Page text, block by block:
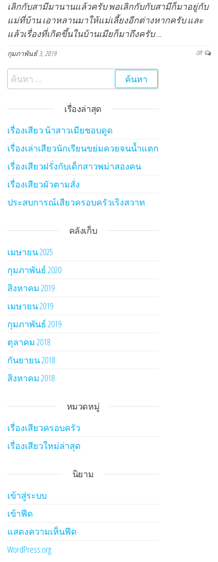
เลิกกับสามีมานานแล้วครับ พอเลิกกับกับสามีก็มาอยู่กับ
แม่ที่บ้าน เอาหลานมาให้แม่เลี้ยงอีกต่างหากครับ และ
แล้วเรื่องที่เกิดขึ้นในบ้านเมียก็มาถึงครับ …
กุมภาพันธ์ 3, 2019 Off
ค้นหาสำหรับ:
เรื่องล่าสุด
เรื่องเสียว น้าสาวเมียชอบดูด
เรื่องเล่าเสียวนักเรียนขย่มควยจนน้ำแตก
เรื่องเสียวฝรั่งกับเด็กสาวพม่าสองคน
เรื่องเสียวผัวตามสั่ง
ประสบการณ์เสียวครอบครัวเริงสวาท
คลังเก็บ
เมษายน 2025
กุมภาพันธ์ 2020
สิงหาคม 2019
เมษายน 2019
กุมภาพันธ์ 2019
ตุลาคม 2018
กันยายน 2018
สิงหาคม 2018
หมวดหมู่
เรื่องเสียวครอบครัว
เรื่องเสียวใหม่ล่าสุด
นิยาม
เข้าสู่ระบบ
เข้าฟีด
แสดงความเห็นฟีด
WordPress.org